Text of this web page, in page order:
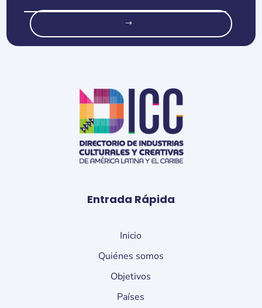
Entrada Rápida
Inicio
Quiénes somos
Objetivos
Países